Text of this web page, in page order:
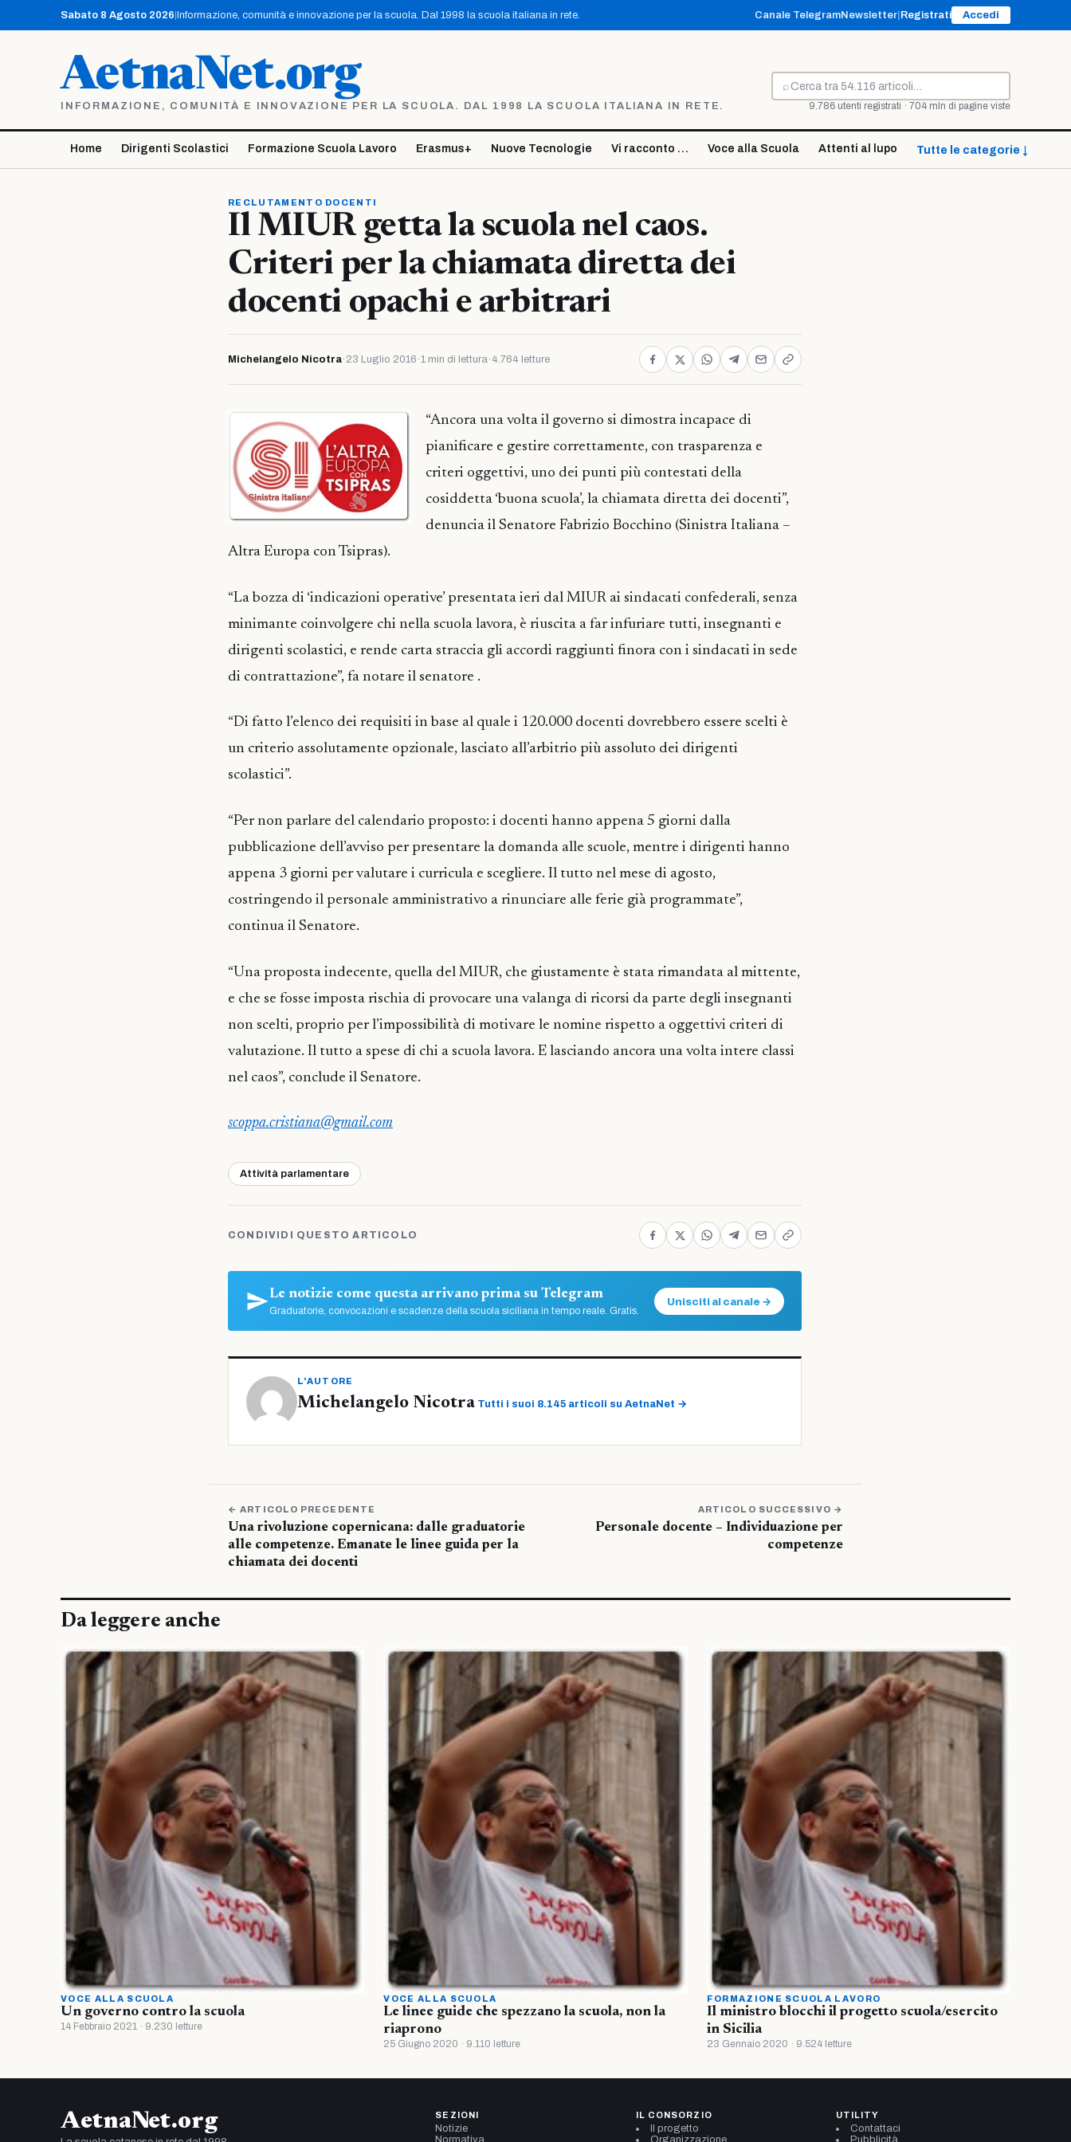
contenuto
Sabato 8 Agosto 2026 Informazione, comunità e innovazione per la scuola. Dal 1998 la scuola italiana in rete. Canale TelegramNewsletter Registrati Accedi
AetnaNet.org
INFORMAZIONE, COMUNITÀ E INNOVAZIONE PER LA SCUOLA. DAL 1998 LA SCUOLA ITALIANA IN RETE.
⌕
Cerca
9.786 utenti registrati · 704 mln di pagine viste
Home Dirigenti Scolastici Formazione Scuola Lavoro Erasmus+ Nuove Tecnologie Vi racconto … Voce alla Scuola Attenti al lupo Tutte le categorie ↓
RECLUTAMENTO DOCENTI
Il MIUR getta la scuola nel caos.
Criteri per la chiamata diretta dei
docenti opachi e arbitrari
Michelangelo Nicotra· 23 Luglio 2016 ·1 min di lettura· 4.764 letture
“Ancora una volta il governo si dimostra incapace di
pianificare e gestire correttamente, con trasparenza e
criteri oggettivi, uno dei punti più contestati della
cosiddetta ‘buona scuola’, la chiamata diretta dei docenti”,
denuncia il Senatore Fabrizio Bocchino (Sinistra Italiana –
Altra Europa con Tsipras).
“La bozza di ‘indicazioni operative’ presentata ieri dal MIUR ai sindacati confederali, senza
minimante coinvolgere chi nella scuola lavora, è riuscita a far infuriare tutti, insegnanti e
dirigenti scolastici, e rende carta straccia gli accordi raggiunti finora con i sindacati in sede
di contrattazione”, fa notare il senatore .
“Di fatto l’elenco dei requisiti in base al quale i 120.000 docenti dovrebbero essere scelti è
un criterio assolutamente opzionale, lasciato all’arbitrio più assoluto dei dirigenti
scolastici”.
“Per non parlare del calendario proposto: i docenti hanno appena 5 giorni dalla
pubblicazione dell’avviso per presentare la domanda alle scuole, mentre i dirigenti hanno
appena 3 giorni per valutare i curricula e scegliere. Il tutto nel mese di agosto,
costringendo il personale amministrativo a rinunciare alle ferie già programmate”,
continua il Senatore.
“Una proposta indecente, quella del MIUR, che giustamente è stata rimandata al mittente,
e che se fosse imposta rischia di provocare una valanga di ricorsi da parte degli insegnanti
non scelti, proprio per l’impossibilità di motivare le nomine rispetto a oggettivi criteri di
valutazione. Il tutto a spese di chi a scuola lavora. E lasciando ancora una volta intere classi
nel caos”, conclude il Senatore.
scoppa.cristiana@gmail.com
Attività parlamentare
CONDIVIDI QUESTO ARTICOLO
Le notizie come questa arrivano prima su Telegram
Graduatorie, convocazioni e scadenze della scuola siciliana in tempo reale. Gratis.
Unisciti al canale →
L'AUTORE
Michelangelo Nicotra Tutti i suoi 8.145 articoli su AetnaNet →
← ARTICOLO PRECEDENTE
Una rivoluzione copernicana: dalle graduatorie
alle competenze. Emanate le linee guida per la
chiamata dei docenti
ARTICOLO SUCCESSIVO →
Personale docente – Individuazione per
competenze
Da leggere anche
VOCE ALLA SCUOLA
Un governo contro la scuola
14 Febbraio 2021 · 9.230 letture
VOCE ALLA SCUOLA
Le linee guide che spezzano la scuola, non la
riaprono
25 Giugno 2020 · 9.110 letture
FORMAZIONE SCUOLA LAVORO
Il ministro blocchi il progetto scuola/esercito
in Sicilia
23 Gennaio 2020 · 9.524 letture
AetnaNet.org SEZIONI
Notizie
IL CONSORZIO
Il progetto
UTILITY
Contattaci